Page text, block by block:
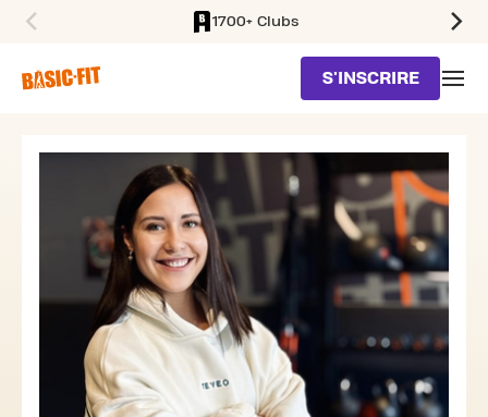
1700+ Clubs
S'INSCRIRE